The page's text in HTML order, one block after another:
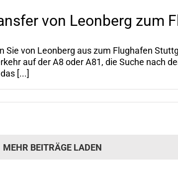
von Leonberg zum
von Leonberg aus zum Flughafen
auf der A8 oder A81, die Suche nach
[...]
MEHR BEITRÄGE LADEN